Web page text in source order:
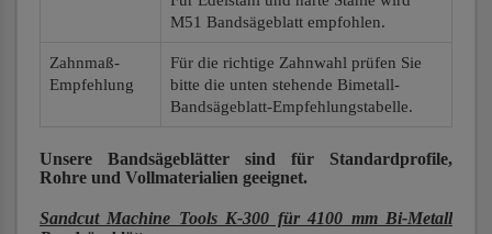
M51 Bandsägeblatt empfohlen.
Zahnmaß-
Empfehlung
Für die richtige Zahnwahl prüfen Sie
bitte die unten stehende Bimetall-
Bandsägeblatt-Empfehlungstabelle.
Unsere Bandsägeblätter sind für Standardprofile,
Rohre und Vollmaterialien geeignet.
Sandcut Machine Tools K-300 für 4100 mm Bi-Metall